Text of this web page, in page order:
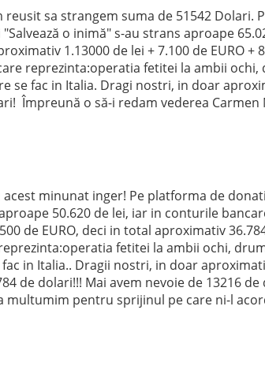
sa strangem suma de 51542 Dolari.
o inimă" s-au strans aproape
1.13000 de lei + 7.100 de EURO +
reprezinta:operatia fetitei la ambii ochi,
se fac in Italia. Dragi nostri, in doar
Împreună o să-i redam vederea Carmen
minunat inger! Pe platforma de
50.620 de lei, iar in conturile
de EURO, deci in total aproximativ
fetitei la ambii ochi,
in Italia.. Dragii nostri, in doar
de dolari!!! Mai avem nevoie de 13216 de
multumim pentru sprijinul pe care ni-l